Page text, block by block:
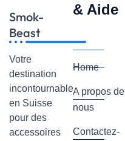
Smok-
Beast
Votre
destination
incontournable
en Suisse
pour des
accessoires
& Aide
Home
A propos de
nous
Contactez-